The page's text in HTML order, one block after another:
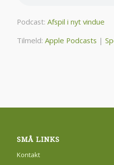
Podcast: Afspil i nyt vindue
Tilmeld: Apple Podcasts |
SMÅ LINKS
Kontakt